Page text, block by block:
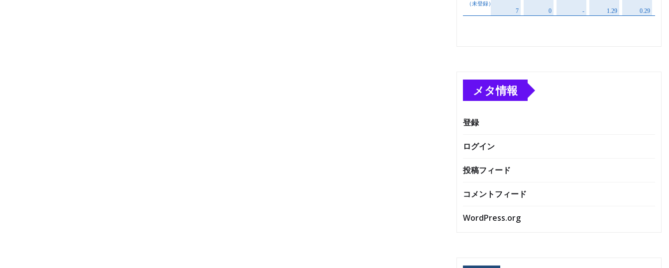
メタ情報
登録
ログイン
投稿フィード
コメントフィード
WordPress.org